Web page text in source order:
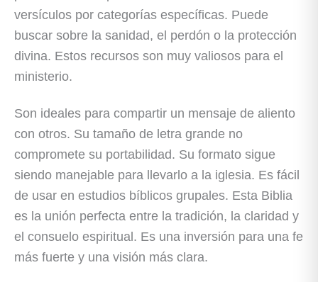
versículos por categorías específicas. Puede
buscar sobre la sanidad, el perdón o la protección
divina. Estos recursos son muy valiosos para el
ministerio.
Son ideales para compartir un mensaje de aliento
con otros. Su tamaño de letra grande no
compromete su portabilidad. Su formato sigue
siendo manejable para llevarlo a la iglesia. Es fácil
de usar en estudios bíblicos grupales. Esta Biblia
es la unión perfecta entre la tradición, la claridad y
el consuelo espiritual. Es una inversión para una fe
más fuerte y una visión más clara.